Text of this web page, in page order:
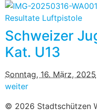
Resultate Luftpistole
Schweizer
Kat. U13
Sonntag, 16. März, 2025
weiter
© 2026 Stadtschützen